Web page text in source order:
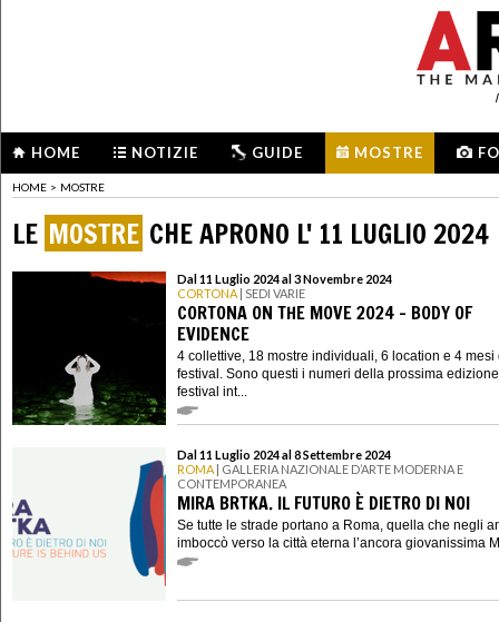
HOME NOTIZIE GUIDE MOSTRE
HOME > MOSTRE
LE MOSTRE CHE APRONO L' 11 LUGLIO 2024
Dal 11 Luglio 2024 al 3 Novembre 2024
CORTONA | SEDI VARIE
CORTONA ON THE MOVE 2024 - BODY OF
EVIDENCE
4 collettive, 18 mostre individuali, 6 location e 4 mesi
festival. Sono questi i numeri della prossima
festival int...
Dal 11 Luglio 2024 al 8 Settembre 2024
ROMA | GALLERIA NAZIONALE D’ARTE MODERNA E
CONTEMPORANEA
MIRA BRTKA. IL FUTURO È DIETRO DI NOI
Se tutte le strade portano a Roma, quella che negli
imboccò verso la città eterna l’ancora giovanissima